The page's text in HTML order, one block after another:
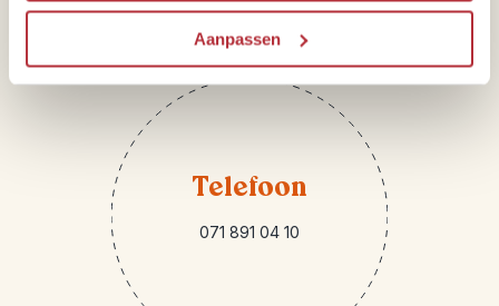
Aanpassen
Sparren of heb je vragen?
Telefoon
071 891 04 10